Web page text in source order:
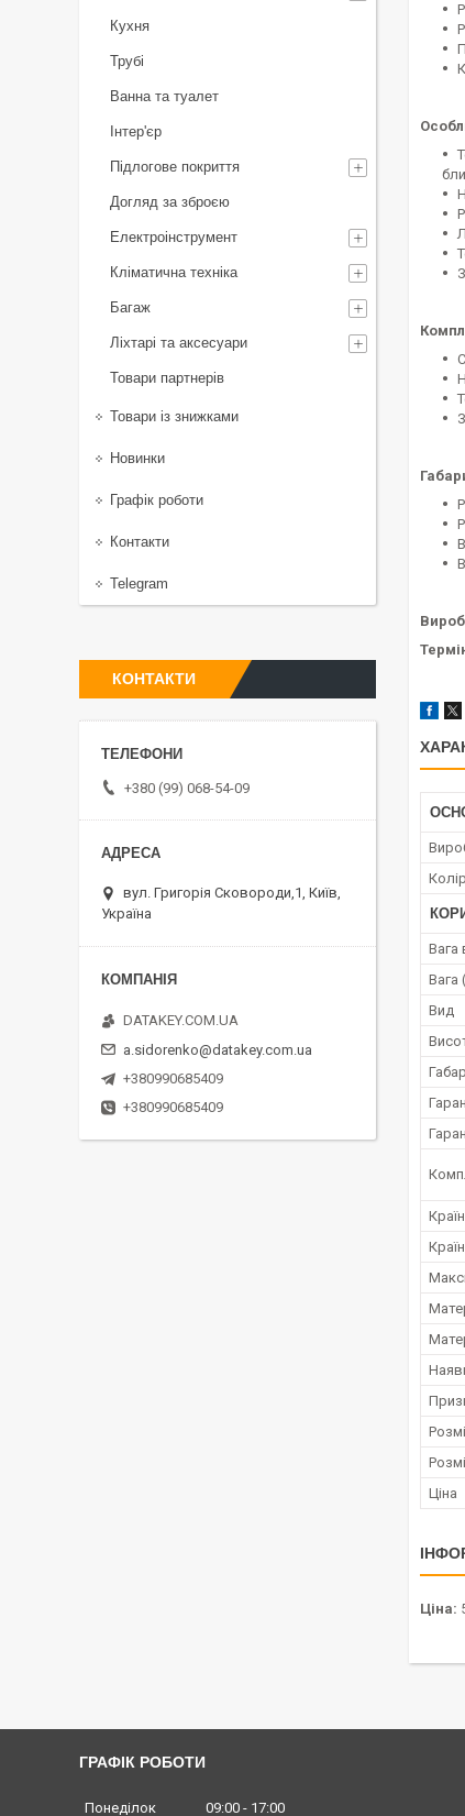
Колір
Вага
Вага
Вид
Ціна
Ціна:
Кухня
Трубі
Ванна та туалет
Інтер'єр
Підлогове покриття
Догляд за зброєю
Електроінструмент
Кліматична техніка
Багаж
Ліхтарі та аксесуари
Товари партнерів
Товари із знижками
Новинки
Графік роботи
Контакти
Telegram
КОНТАКТИ
+380 (99) 068-54-09
вул. Григорія Сковороди,1, Київ,
Україна
DATAKEY.COM.UA
a.sidorenko@datakey.com.ua
+380990685409
+380990685409
ГРАФІК РОБОТИ
Понеділок 09:00 17:00